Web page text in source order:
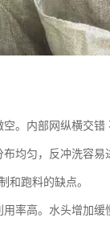
。内部网纵横交错
均匀，反冲洗容
和跑料的缺点。
率高。水头增加缓